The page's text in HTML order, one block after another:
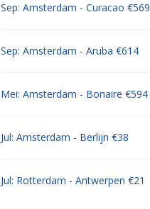
Sep: Amsterdam - Curacao €569
Sep: Amsterdam - Aruba €614
Mei: Amsterdam - Bonaire €594
Jul: Amsterdam - Berlijn €38
Jul: Rotterdam - Antwerpen €21